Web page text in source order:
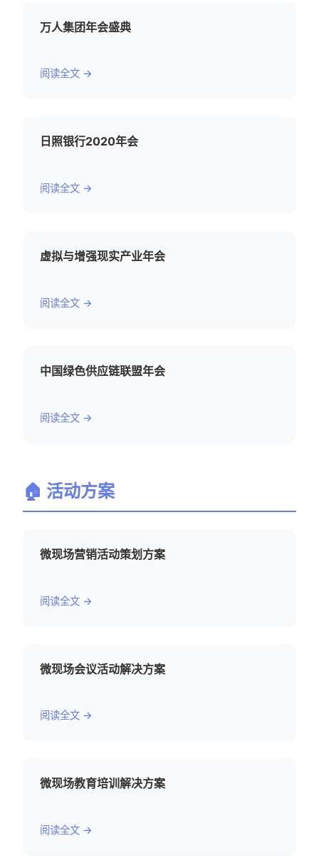
万人集团年会盛典
阅读全文 →
日照银行2020年会
阅读全文 →
虚拟与增强现实产业年会
阅读全文 →
中国绿色供应链联盟年会
阅读全文 →
🏠 活动方案
微现场营销活动策划方案
阅读全文 →
微现场会议活动解决方案
阅读全文 →
微现场教育培训解决方案
阅读全文 →